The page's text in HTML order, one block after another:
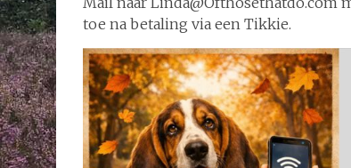
toe na betaling via een Tikkie.